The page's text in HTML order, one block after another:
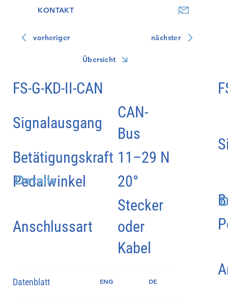
FS-G-KD-II-CAN
Signalausgang
CAN-
Bus
Betätigungskraft 11–29 N
Pedalwinkel
20°
Anschlussart
Stecker
oder
Kabel
ENG DE
Datenblatt
Details
KONTAKT
vorheriger nächster
Übersicht